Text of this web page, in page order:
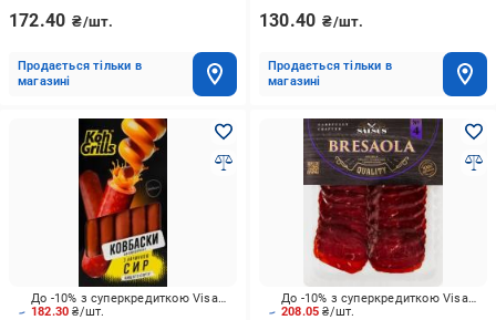
172.40 ₴/шт.
Продається тільки в
магазині
130.40 ₴/шт.
Продається тільки в
магазині
182.30₴/шт.
До -10% з суперкредиткою Visa Вигода
208.05₴/шт.
До -10% з суперкредиткою Visa Вигода